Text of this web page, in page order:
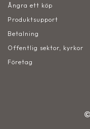
Ångra ett köp
Produktsupport
Betalning
Offentlig sektor, kyrkor
Företag